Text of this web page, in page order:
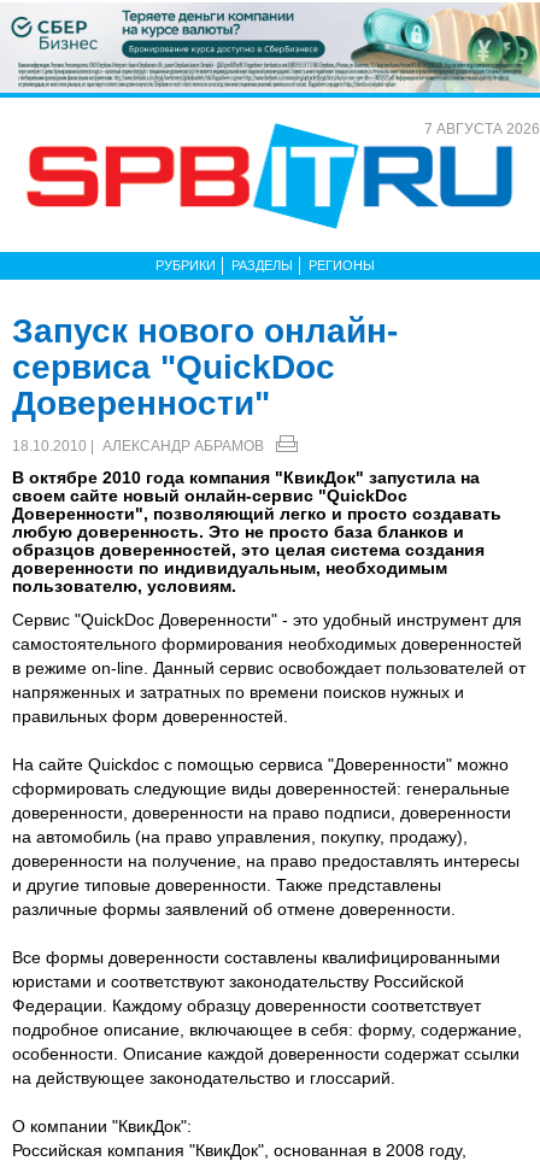
7 АВГУСТА 2026
РУБРИКИ РАЗДЕЛЫ РЕГИОНЫ
Запуск нового онлайн-
сервиса "QuickDoc
Доверенности"
18.10.2010 | АЛЕКСАНДР АБРАМОВ
В октябре 2010 года компания "КвикДок" запустила на
своем сайте новый онлайн-сервис "QuickDoc
Доверенности", позволяющий легко и просто создавать
любую доверенность. Это не просто база бланков и
образцов доверенностей, это целая система создания
доверенности по индивидуальным, необходимым
пользователю, условиям.
Сервис "QuickDoc Доверенности" - это удобный инструмент для
самостоятельного формирования необходимых доверенностей
в режиме on-line. Данный сервис освобождает пользователей от
напряженных и затратных по времени поисков нужных и
правильных форм доверенностей.
На сайте Quickdoc с помощью сервиса "Доверенности" можно
сформировать следующие виды доверенностей: генеральные
доверенности, доверенности на право подписи, доверенности
на автомобиль (на право управления, покупку, продажу),
доверенности на получение, на право предоставлять интересы
и другие типовые доверенности. Также представлены
различные формы заявлений об отмене доверенности.
Все формы доверенности составлены квалифицированными
юристами и соответствуют законодательству Российской
Федерации. Каждому образцу доверенности соответствует
подробное описание, включающее в себя: форму, содержание,
особенности. Описание каждой доверенности содержат ссылки
на действующее законодательство и глоссарий.
О компании "КвикДок":
Российская компания "КвикДок", основанная в 2008 году,